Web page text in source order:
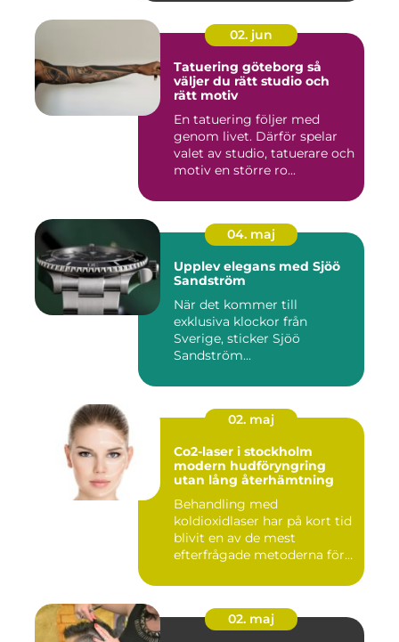
02. jun
Tatuering göteborg så
väljer du rätt studio och
rätt motiv
En tatuering följer med
genom livet. Därför spelar
valet av studio, tatuerare och
motiv en större ro...
04. maj
Upplev elegans med Sjöö
Sandström
När det kommer till
exklusiva klockor från
Sverige, sticker Sjöö
Sandström...
02. maj
Co2-laser i stockholm
modern hudföryngring
utan lång återhämtning
Behandling med
koldioxidlaser har på kort tid
blivit en av de mest
efterfrågade metoderna för
02. maj